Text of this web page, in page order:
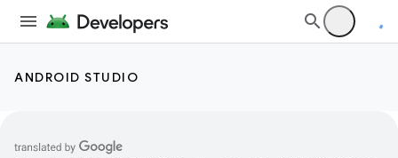
ANDROID STUDIO